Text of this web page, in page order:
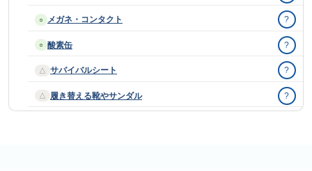
○ メガネ・コンタクト ?
○ 酸素缶 ?
△ サバイバルシート ?
△ 履き替える靴やサンダル ?